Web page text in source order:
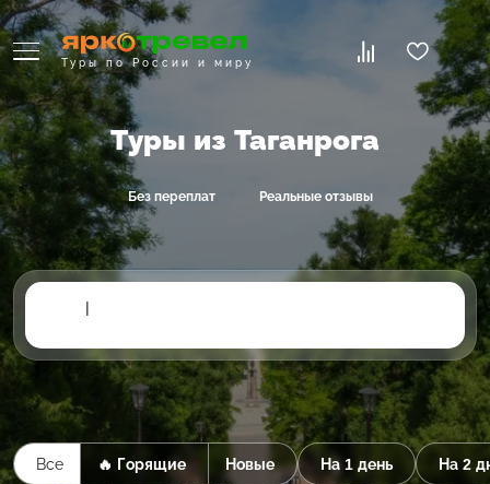
Туры по России и миру
Туры из Таганрога
Без переплат Реальные отзывы
|
Все 🔥 Горящие Новые На 1 день На 2